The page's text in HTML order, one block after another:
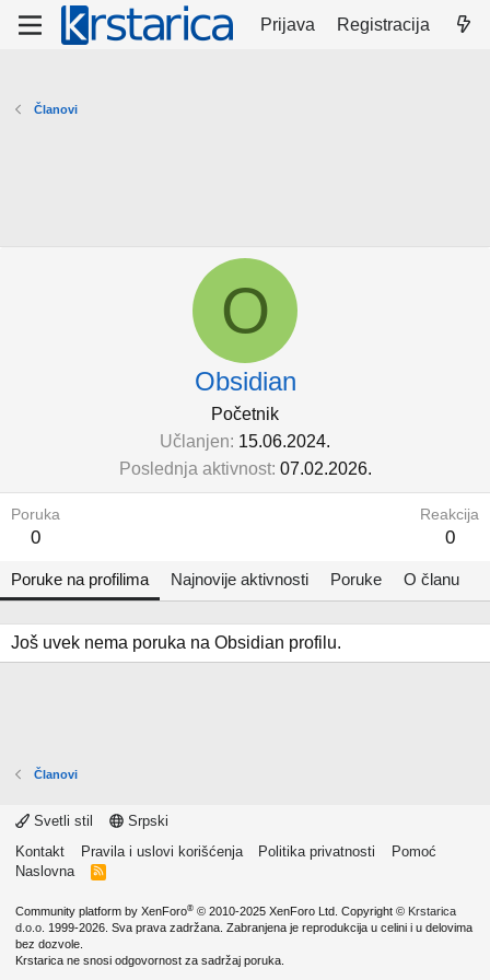
Prijava Registracija
Članovi
O
Obsidian
Početnik
Učlanjen 15.06.2024.
Poslednja aktivnost 07.02.2026.
Poruka
0
Reakcija
0
Poruke na profilima Najnovije aktivnosti Poruke O članu
Još uvek nema poruka na Obsidian profilu.
Članovi
Svetli stil
Srpski
Kontakt
Pravila i uslovi korišćenja Politika privatnosti
Pomoć
Naslovna
R
Community platform by XenForo® © 2010-2025 XenForo Ltd. Copyright © Krstarica
d.o.o. 1999-2026. Sva prava zadržana. Zabranjena je reprodukcija u celini i u delovima
bez dozvole.
Krstarica ne snosi odgovornost za sadržaj poruka.